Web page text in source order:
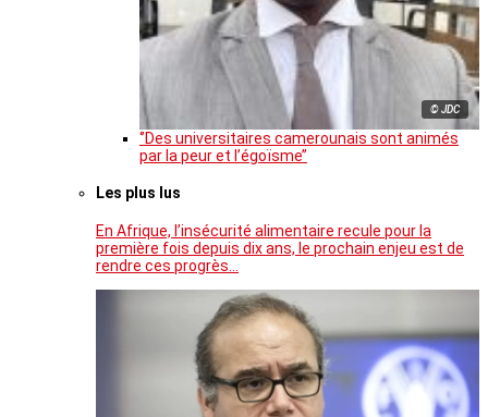
© JDC
‘’Des universitaires camerounais sont animés
par la peur et l’égoïsme’’
Les plus lus
En Afrique, l’insécurité alimentaire recule pour la
première fois depuis dix ans, le prochain enjeu est de
rendre ces progrès…